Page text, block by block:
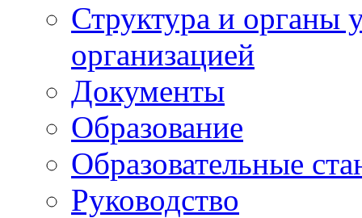
Структура и органы
организацией
Документы
Образование
Образовательные
Руководство